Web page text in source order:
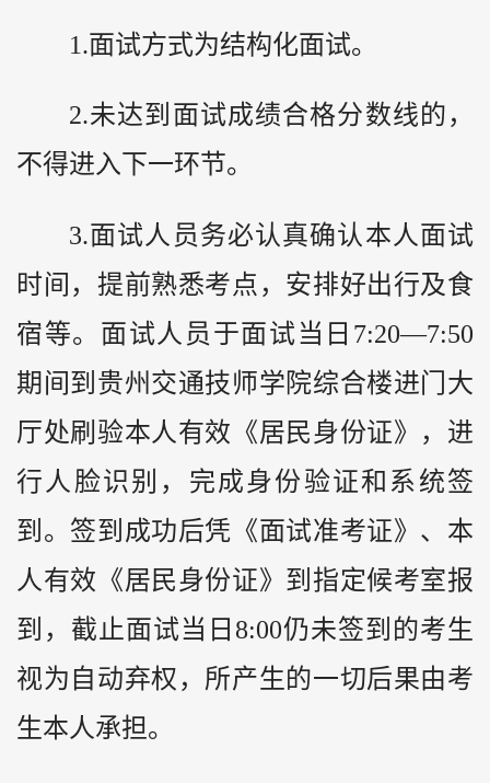
1.面试方式为结构化面试。
2.未达到面试成绩合格分数线的，
不得进入下一环节。
3.面试人员务必认真确认本人面试
时间，提前熟悉考点，安排好出行及食
宿等。面试人员于面试当日7:20—7:50
期间到贵州交通技师学院综合楼进门大
厅处刷验本人有效《居民身份证》，进
行人脸识别，完成身份验证和系统签
到。签到成功后凭《面试准考证》、本
人有效《居民身份证》到指定候考室报
到，截止面试当日8:00仍未签到的考生
视为自动弃权，所产生的一切后果由考
生本人承担。